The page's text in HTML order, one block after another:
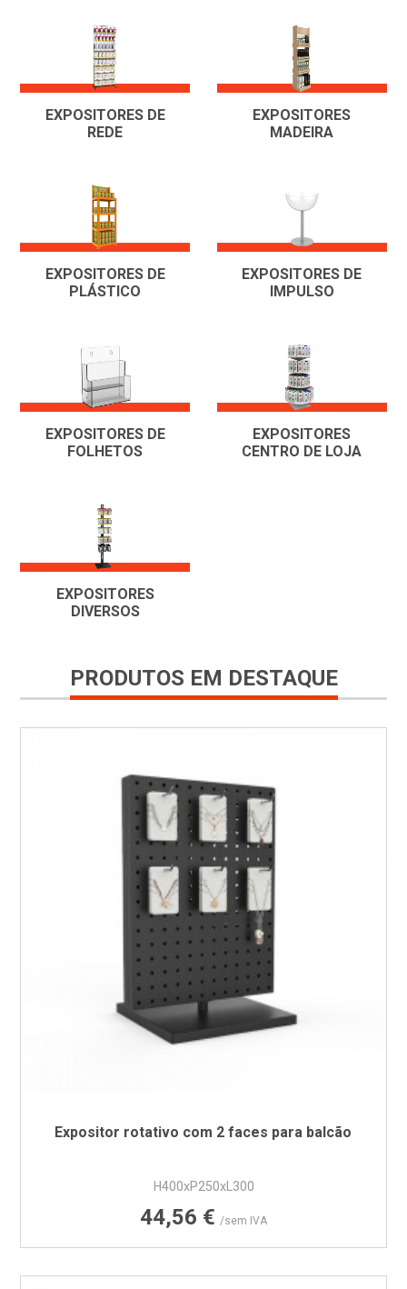
EXPOSITORES DE
REDE
EXPOSITORES
MADEIRA
EXPOSITORES DE
PLÁSTICO
EXPOSITORES DE
IMPULSO
EXPOSITORES DE
FOLHETOS
EXPOSITORES
CENTRO DE LOJA
EXPOSITORES
DIVERSOS
PRODUTOS EM DESTAQUE
Expositor rotativo com 2 faces para balcão
H400xP250xL300
Preço
44,56 € /sem IVA